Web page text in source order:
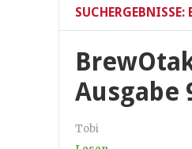
SUCHERGEBNISSE:
Ausgabe
Tobi